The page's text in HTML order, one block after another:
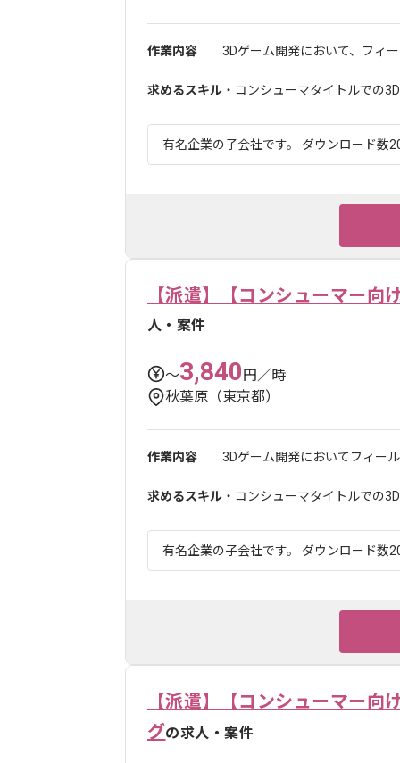
作業内容 3Dゲーム開発において、フィ
求めるスキル ・コンシューマタイトルでの
有名企業の子会社です。 ダウンロード数
【派遣】【コンシューマー
人・案件
〜3,840円／時
秋葉原（東京都）
作業内容 3Dゲーム開発においてフィー
求めるスキル ・コンシューマタイトルでの
有名企業の子会社です。 ダウンロード数
【派遣】【コンシューマー
グの求人・案件